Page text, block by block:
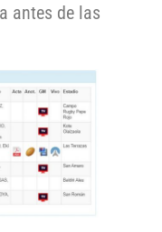
antes de las